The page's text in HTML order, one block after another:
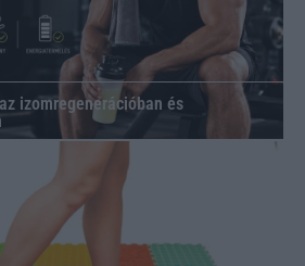
izomregenerációban és